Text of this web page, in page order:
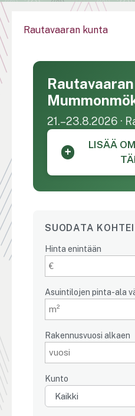
Rautavaaran kunta
Rautavaaran
21.–23.8.2026 ·
+
LISÄÄ
SUODATA
Hinta enintään
Asuintilojen pinta-ala
Rakennusvuosi alkaen
Kunto